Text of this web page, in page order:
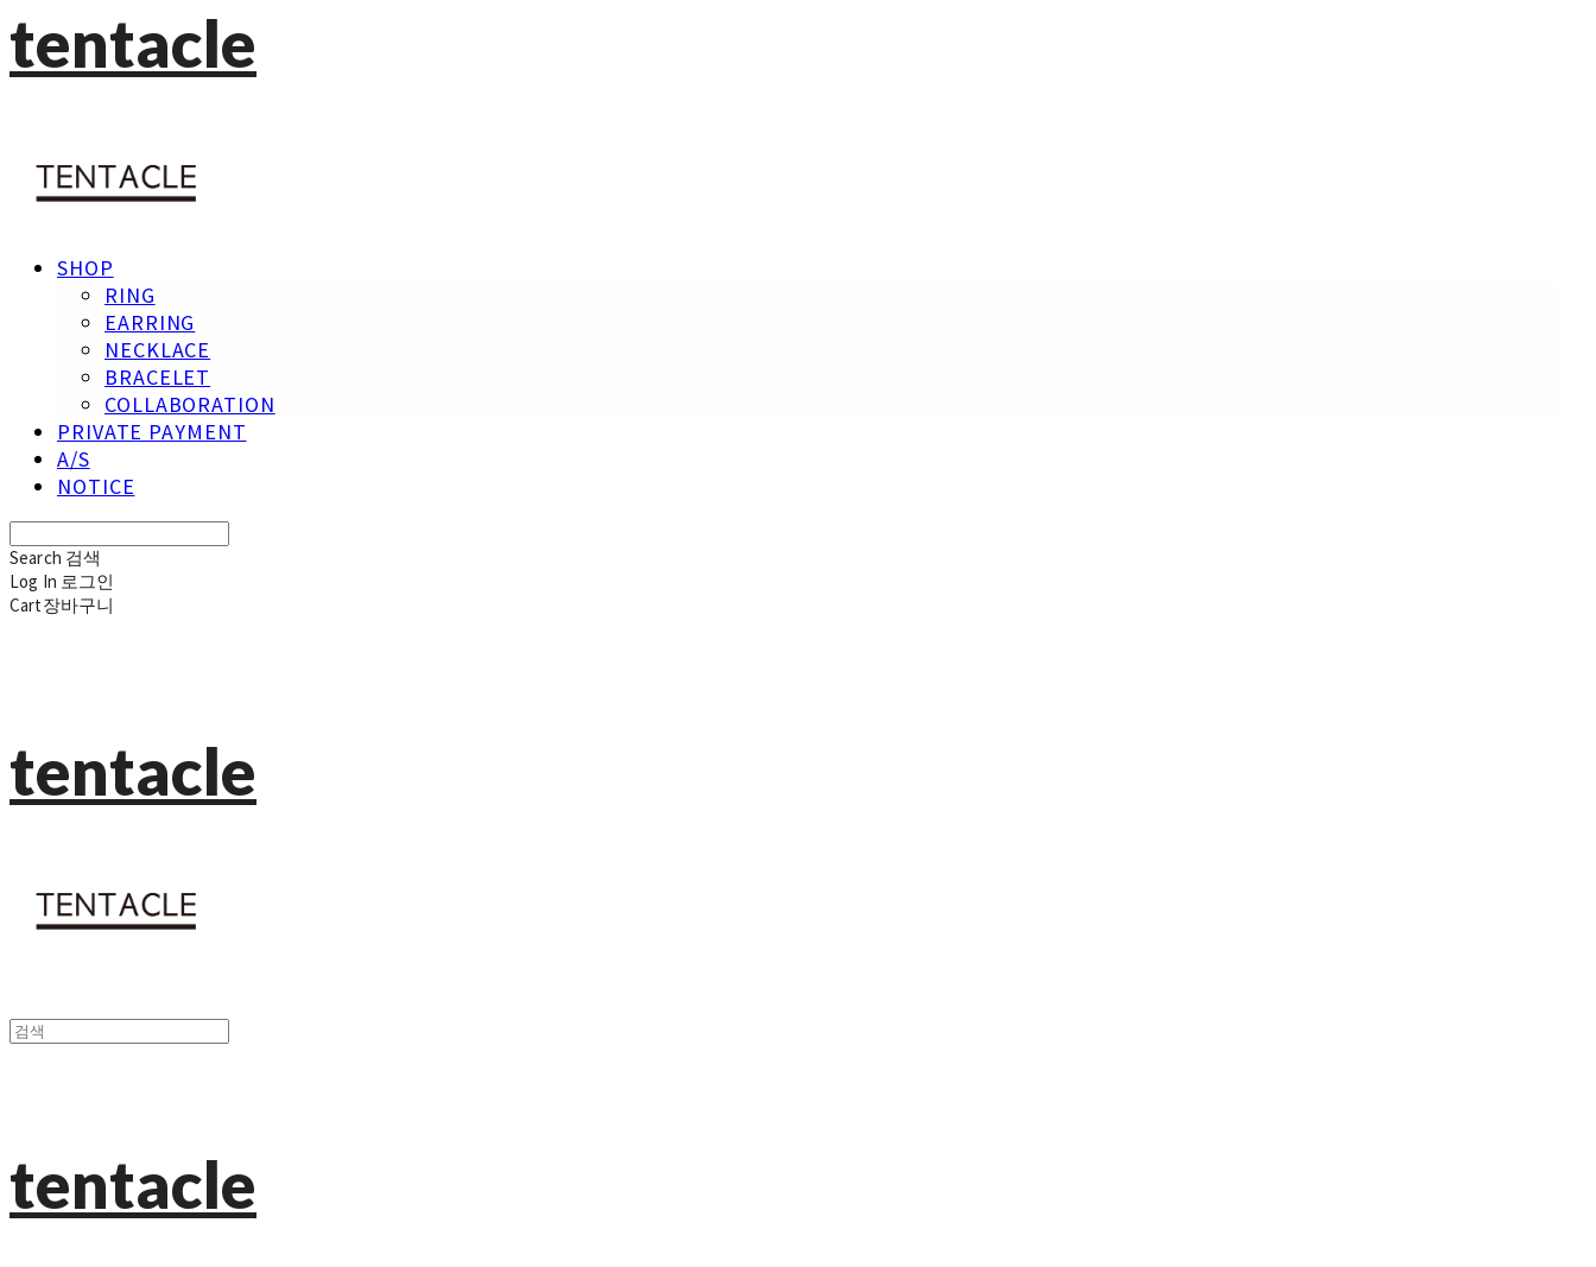
tentacle
SHOP
RING
EARRING
NECKLACE
BRACELET
COLLABORATION
PRIVATE PAYMENT
A/S
NOTICE
Search 검색
Log In 로그인
Cart장바구니
tentacle
tentacle